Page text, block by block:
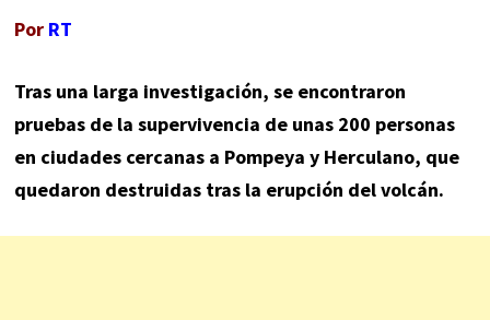
Por RT
Tras una larga investigación, se encontraron
pruebas de la supervivencia de unas 200 personas
en ciudades cercanas a Pompeya y Herculano, que
quedaron destruidas tras la erupción del volcán.